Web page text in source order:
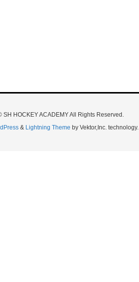
SH HOCKEY ACADEMY All Rights Reserved.
& Lightning Theme by Vektor,Inc. technology.